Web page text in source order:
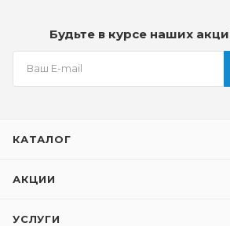
Будьте в курсе наших
КАТАЛОГ
АКЦИИ
УСЛУГИ